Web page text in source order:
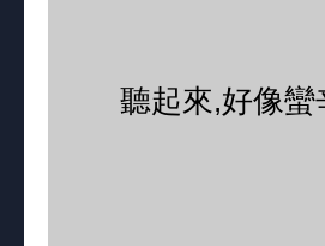
聽起來,好像蠻